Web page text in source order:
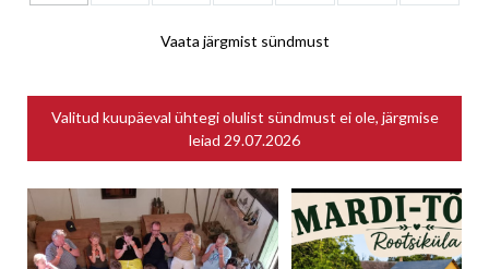
Vaata järgmist sündmust
Valitud kuupäeval ühtegi olulist sündmust ei ole, järgmise
leiad 29.07.2026